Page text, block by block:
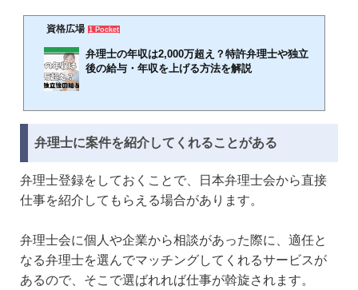
資格広場 1 Pocket
弁理士の年収は2,000万超え？特許弁理士や独立
後の給与・年収を上げる方法を解説
て、おもに権利化および問題解決のサポートをする人のことを指します。専門性が高く国家資
ってきます。そこで今回は、弁理士の平均年収や職場ごとの年収、弁理士として年収アップを
目指す方法についてご紹介します。これから弁理士を目指す方や興味のある方はぜひ...
弁理士に案件を紹介してくれることがある
弁理士登録をしておくことで、日本弁理士会から直接
仕事を紹介してもらえる場合があります。
弁理士会に個人や企業から相談があった際に、適任と
なる弁理士を選んでマッチングしてくれるサービスが
あるので、そこで選ばれれば仕事が斡旋されます。